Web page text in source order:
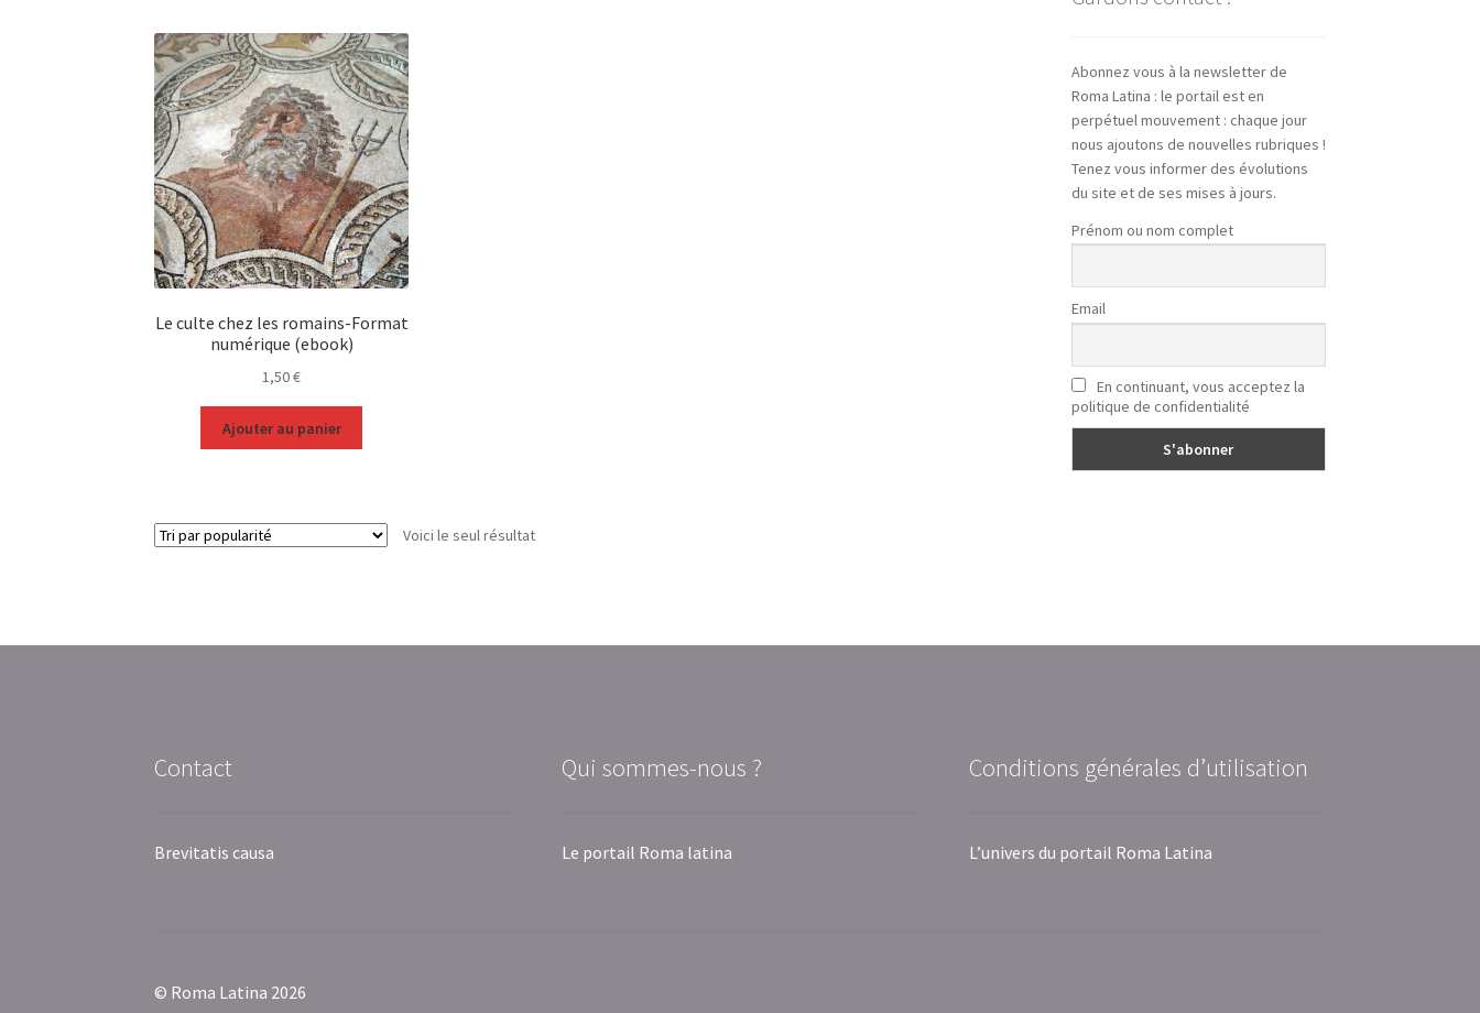
Le culte chez les romains-Format
numérique (ebook)
1,50€
Ajouter au panier
Voici le seul résultat
Abonnez vous à la newsletter de
Roma Latina : le portail est en
perpétuel mouvement : chaque jour
nous ajoutons de nouvelles rubriques !
Tenez vous informer des évolutions
du site et de ses mises à jours.
Prénom ou nom complet
Email
En continuant, vous acceptez la
politique de confidentialité
Contact
Brevitatis causa
Qui sommes-nous ?
Le portail Roma latina
Conditions générales d’utilisation
L’univers du portail Roma Latina
© Roma Latina 2026